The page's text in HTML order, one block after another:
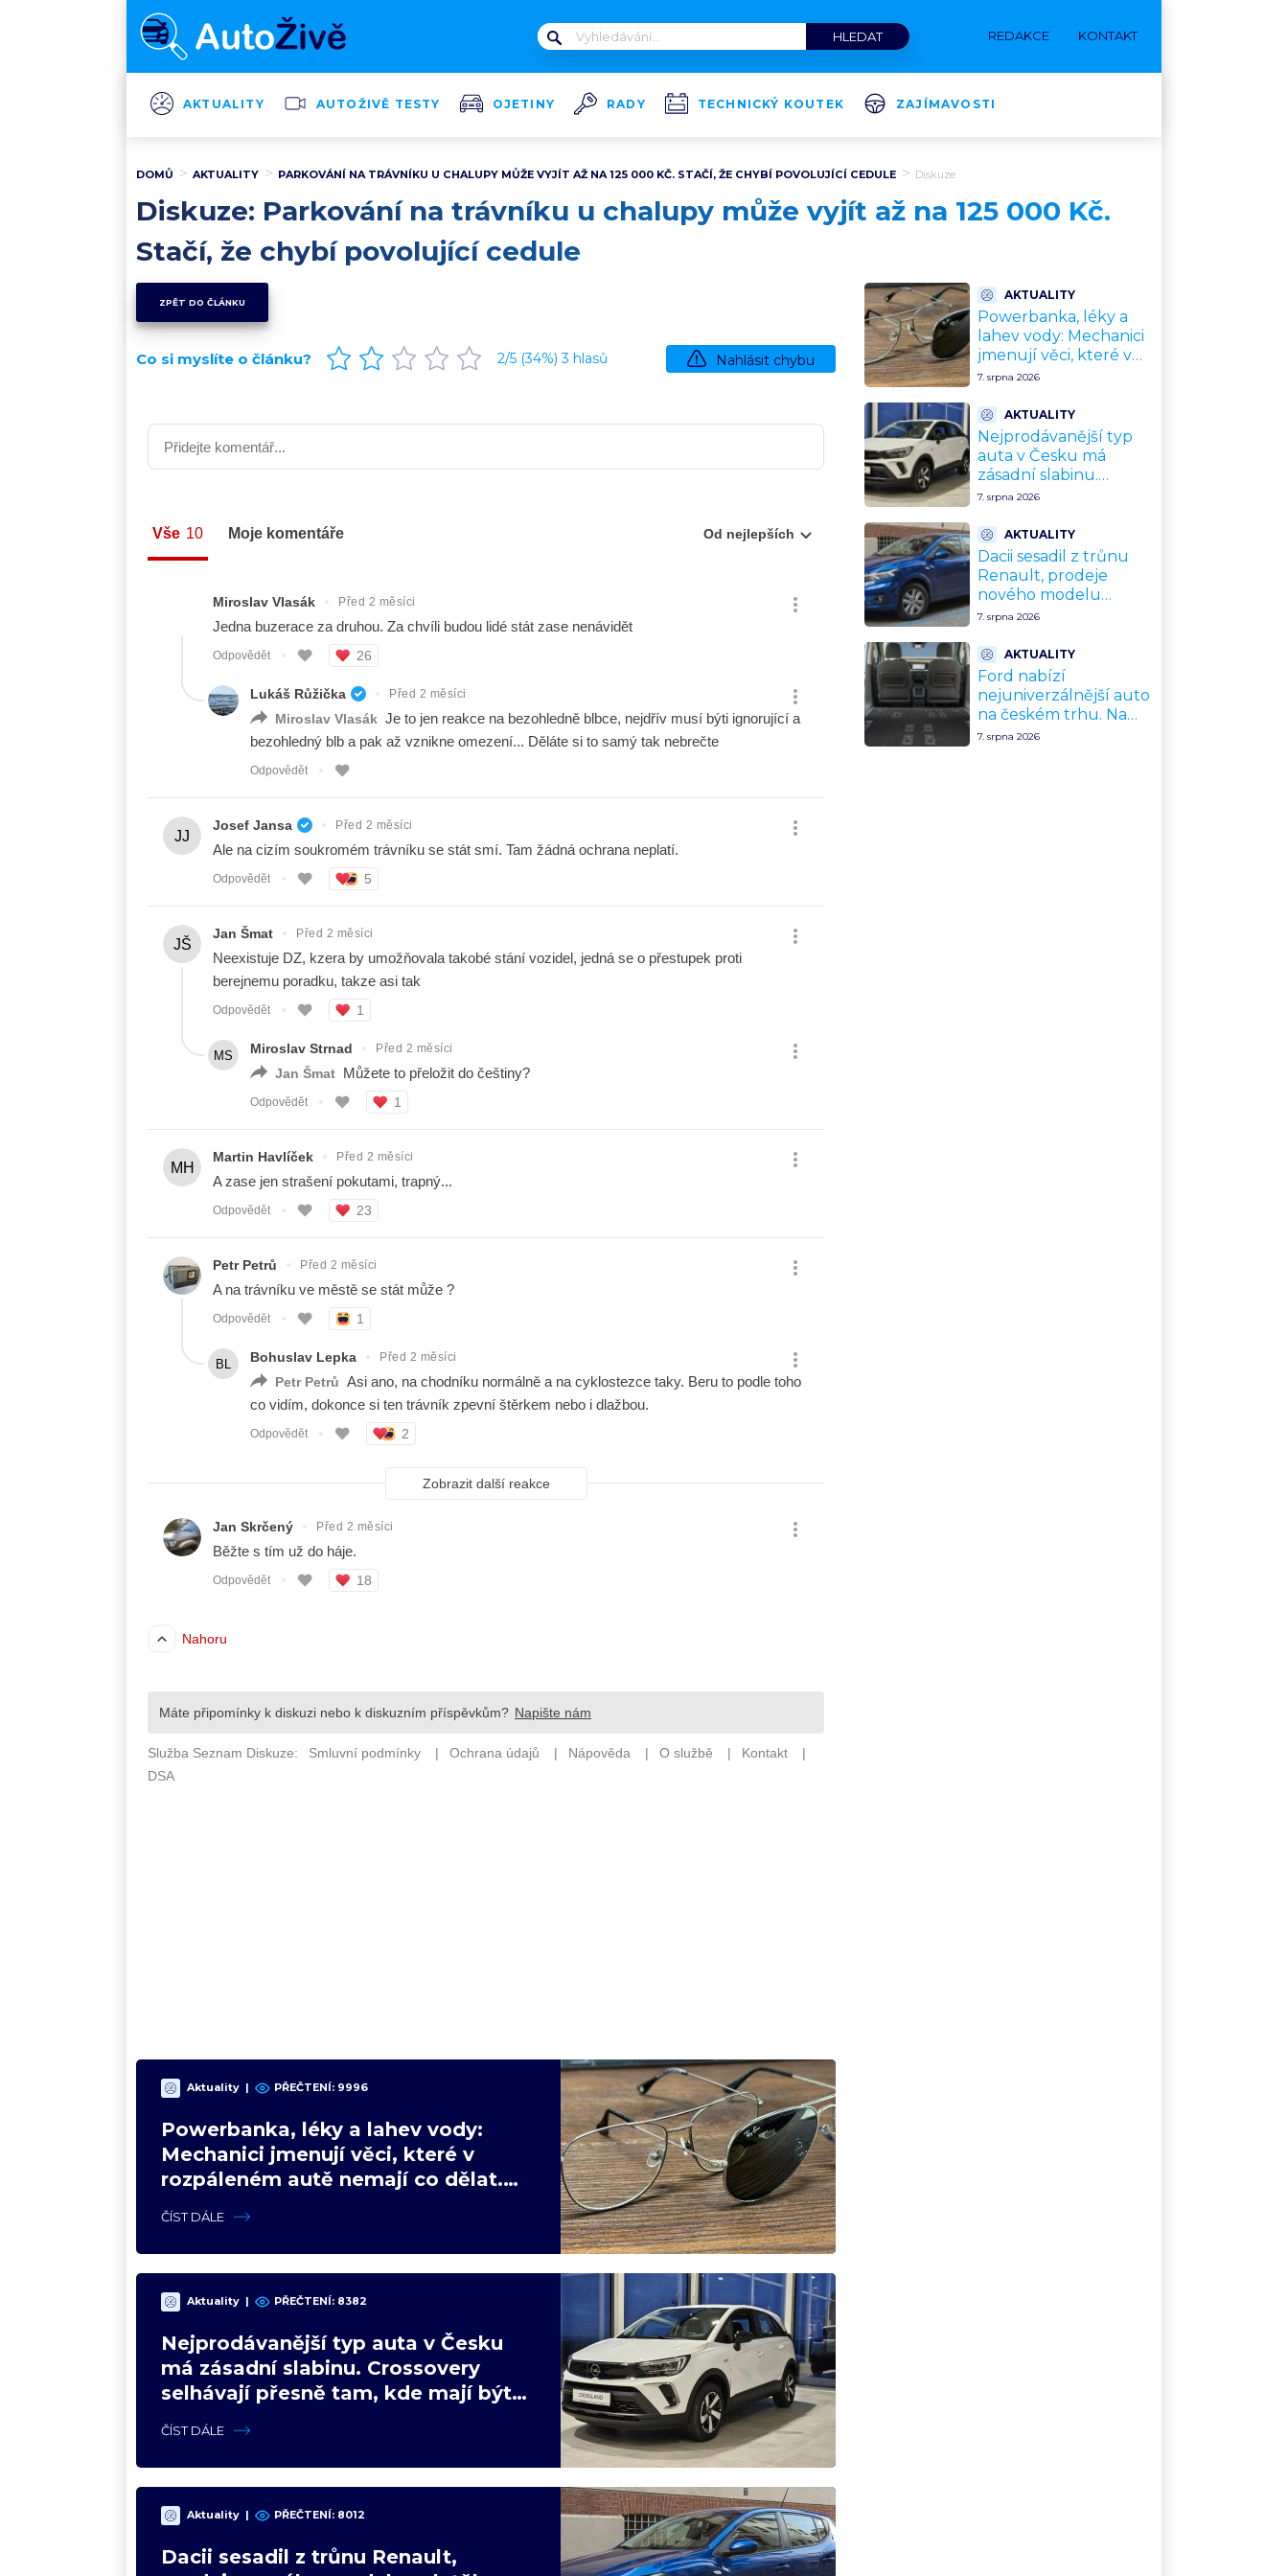
REDAKCE KONTAKT
AKTUALITY AUTOŽIVĚ TESTY OJETINY RADY TECHNICKÝ KOUTEK ZAJÍMAVOSTI
DOMŮ AKTUALITY PARKOVÁNÍ NA TRÁVNÍKU U CHALUPY MŮŽE VYJÍT AŽ NA 125 000 KČ. STAČÍ, ŽE CHYBÍ POVOLUJÍCÍ CEDULE Diskuze
Diskuze: Parkování na trávníku u chalupy může vyjít až na 125 000 Kč.
Stačí, že chybí povolující cedule
ZPĚT DO ČLÁNKU
Co si myslíte o článku? 2/5 (34%)3 hlasů Nahlásit chybu
Aktuality | PŘEČTENÍ: 9996
Powerbanka, léky a lahev vody:
Mechanici jmenují věci, které v
rozpáleném autě nemají co dělat.
Hrozí i požár
ČÍST DÁLE
Aktuality | PŘEČTENÍ: 8382
Nejprodávanější typ auta v Česku
má zásadní slabinu. Crossovery
selhávají přesně tam, kde mají být
nejsilnější
ČÍST DÁLE
Aktuality | PŘEČTENÍ: 8012
Dacii sesadil z trůnu Renault,
AKTUALITY
Powerbanka, léky a
lahev vody: Mechanici
jmenují věci, které v
rozpáleném autě
požár
7. srpna 2026
AKTUALITY
Nejprodávanější typ
auta v Česku má
zásadní slabinu.
Crossovery selhávají
být nejsilnější
7. srpna 2026
AKTUALITY
Dacii sesadil z trůnu
Renault, prodeje
nového modelu
vyletěly o 372 % za
jedou svojí pohádku
7. srpna 2026
AKTUALITY
Ford nabízí
nejuniverzálnější auto
na českém trhu. Na
dovolenou, do práce i
7. srpna 2026